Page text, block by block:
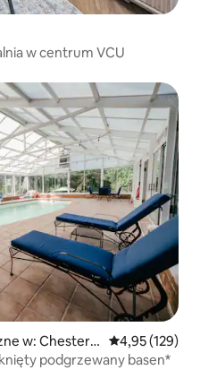
w centrum VCU
w: Chesterfi
Średnia
4,95 (129)
podgrzewany basen*